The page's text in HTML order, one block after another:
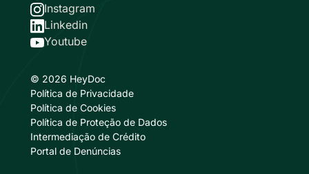
Instagram
Imagem
Linkedin
Imagem
Youtube
Imagem
© 2026 HeyDoc
Política de Privacidade
Política de Cookies
Política de Proteção de Dados
Intermediação de Crédito
Portal de Denúncias